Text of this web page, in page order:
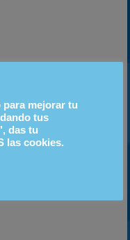
para mejorar tu
tus
das tu
las cookies.